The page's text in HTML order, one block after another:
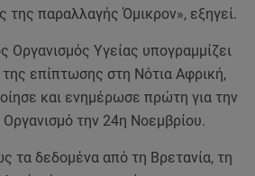
της παραλλαγής Όμικρον», εξηγεί.
Οργανισμός Υγείας υπογραμμίζει
επίπτωσης στη Νότια Αφρική,
και ενημέρωσε πρώτη για την
την 24η Νοεμβρίου.
τα δεδομένα από τη Βρετανία, τη